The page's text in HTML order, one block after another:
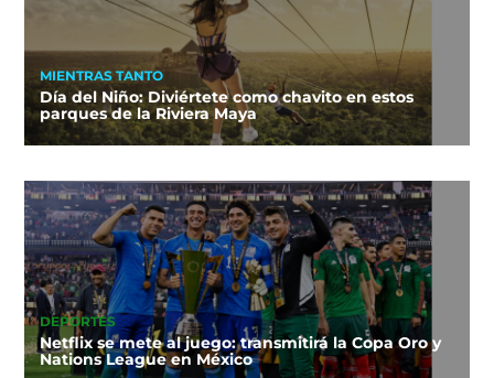
MIENTRAS TANTO
Día del Niño: Diviértete como chavito en estos
parques de la Riviera Maya
DEPORTES
Netflix se mete al juego: transmitirá la Copa Oro y
Nations League en México